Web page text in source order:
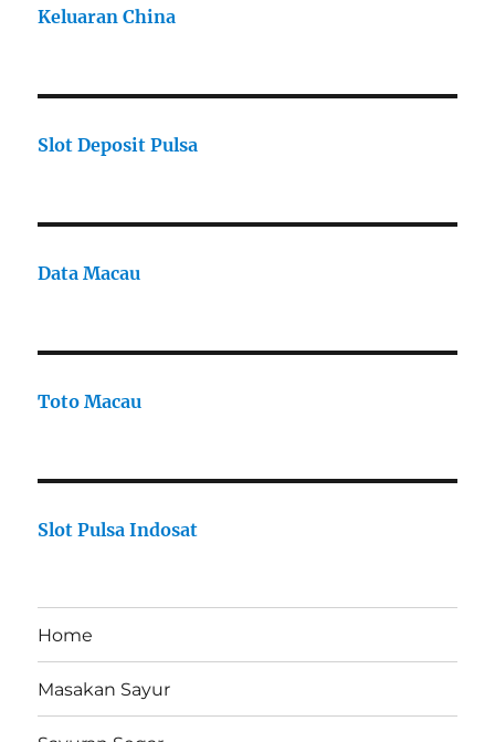
Keluaran China
Slot Deposit Pulsa
Data Macau
Toto Macau
Slot Pulsa Indosat
Home
Masakan Sayur